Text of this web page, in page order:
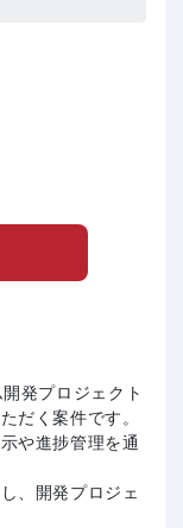
発プロジェクト
だく案件です。
や進捗管理を通
、開発プロジェ